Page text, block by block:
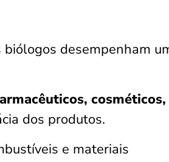
desempenham
cosméticos,
dos produtos.
e materiais